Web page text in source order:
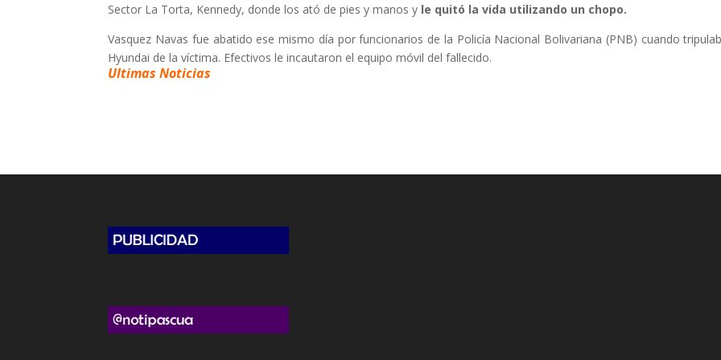
Sector La Torta, Kennedy, donde los ató de pies y manos y le quitó la vida utilizando un chopo.
Vasquez Navas fue abatido ese mismo día por funcionarios de la Policía Nacional Bolivariana (PNB) cuando
Hyundai de la víctima. Efectivos le incautaron el equipo móvil del fallecido.
Ultimas Noticias